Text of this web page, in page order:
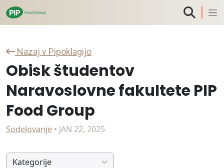
Nazaj v Pipoklagijo
Obisk študentov
Naravoslovne fakultete PIP
Food Group
Sodelovanje • JAN 22, 2025
Kategorije